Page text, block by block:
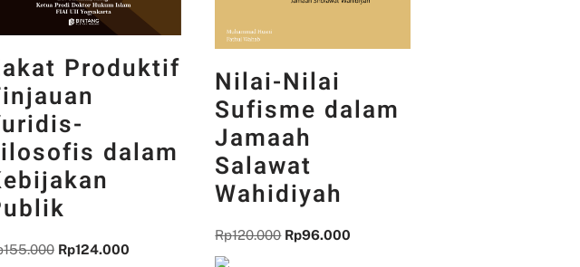
Produktif
dalam
155.000 Rp124.000
Nilai-Nilai
Sufisme dalam
Jamaah
Salawat
Wahidiyah
Rp120.000 Rp96.000